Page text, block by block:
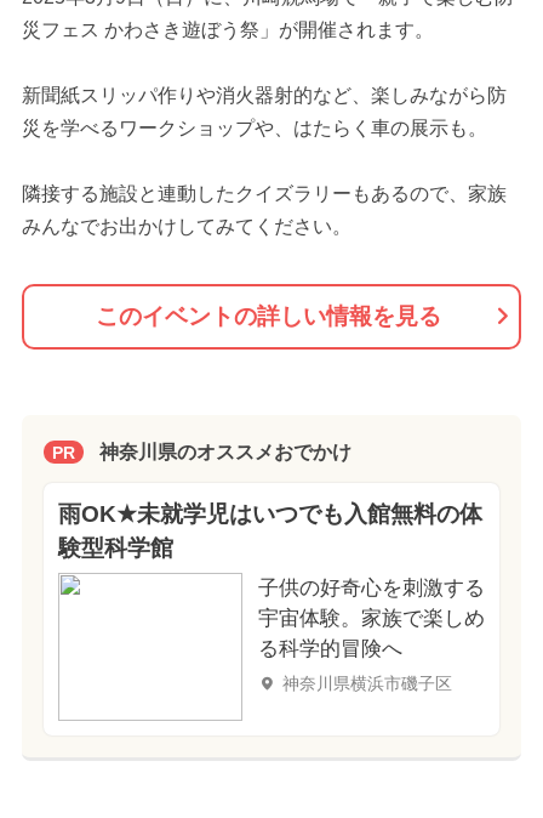
災フェス かわさき遊ぼう祭」が開催されます。
新聞紙スリッパ作りや消火器射的など、楽しみながら防
災を学べるワークショップや、はたらく車の展示も。
隣接する施設と連動したクイズラリーもあるので、家族
みんなでお出かけしてみてください。
このイベントの詳しい情報を見る
PR 神奈川県のオススメおでかけ
雨OK★未就学児はいつでも入館無料の体
験型科学館
子供の好奇心を刺激する
宇宙体験。家族で楽しめ
る科学的冒険へ
神奈川県横浜市磯子区